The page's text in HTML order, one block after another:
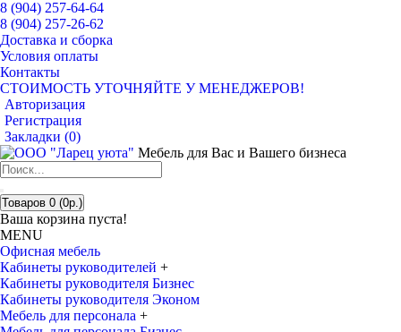
8 (904) 257-64-64
8 (904) 257-26-62
Доставка и сборка
Условия оплаты
Контакты
СТОИМОСТЬ УТОЧНЯЙТЕ У МЕНЕДЖЕРОВ!
Авторизация
Регистрация
Закладки (0)
Мебель для Вас и Вашего бизнеса
Товаров 0 (0р.)
Ваша корзина пуста!
MENU
Офисная мебель
Кабинеты руководителей +
Кабинеты руководителя Бизнес
Кабинеты руководителя Эконом
Мебель для персонала +